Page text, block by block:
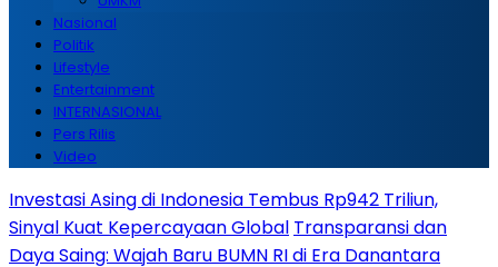
Nasional
Politik
Lifestyle
Entertainment
INTERNASIONAL
Pers Rilis
Video
Investasi Asing di Indonesia Tembus Rp942 Triliun,
Sinyal Kuat Kepercayaan Global Transparansi dan
Daya Saing: Wajah Baru BUMN RI di Era Danantara